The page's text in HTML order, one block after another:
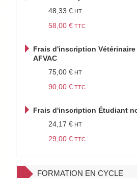
48,33 €
58,00 €
Frais d'inscription
AFVAC
75,00 €
90,00 €
Frais d'inscription Étudiant
24,17 €
29,00 €
FORMATION EN CYCLE